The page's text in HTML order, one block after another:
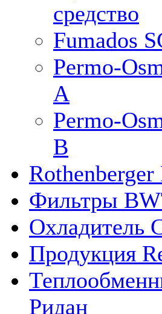
средство
Fumados
Permo-
A
Permo-
B
Rothenberger
Фильтры
Охладитель
Продукция
Ридан